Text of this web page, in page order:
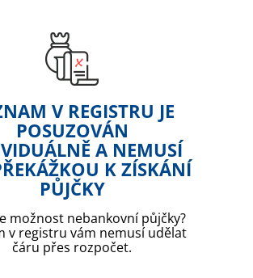
V REGISTRU JE
POSUZOVÁN
A NEMUSÍ
K ZÍSKÁNÍ
PŮJČKY
možnost nebankovní půjčky?
v registru vám nemusí udělat
čáru přes rozpočet.